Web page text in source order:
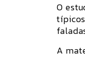
O
típicos
A